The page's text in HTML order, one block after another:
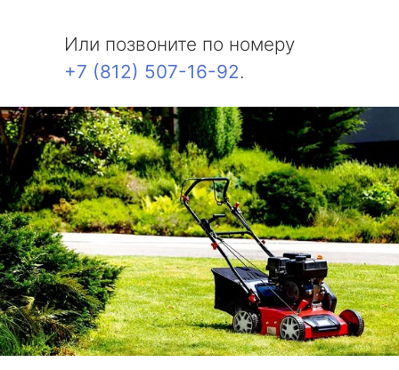
Или позвоните по номеру
+7 (812) 507-16-92.